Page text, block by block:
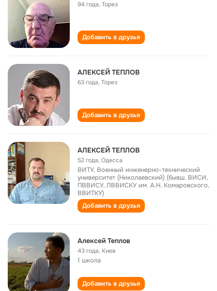
94 года,Торез
Добавить в друзья
АЛЕКСЕЙ ТЕПЛОВ
63 года,Торез
Добавить в друзья
АЛЕКСЕЙ ТЕПЛОВ
52 года,Одесса
ВИТУ, Военный инженерно-технический
университет (Николаевский) (бывш. ВИСИ,
ПВВИСУ, ЛВВИСКУ им. А.Н. Комаровского,
ВВИТКУ)
Добавить в друзья
Алексей Теплов
43 года, Киев
1 школа
Добавить в друзья